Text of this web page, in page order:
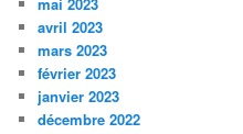
avril 2023
mars 2023
février 2023
janvier 2023
décembre 2022